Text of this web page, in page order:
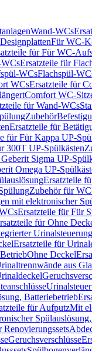
Wand-WCs
Für WC-
für Für WC-
Ersatzteile für
WCsFlachspül-
WCsErsatzteile für
Comfort WC-
für Wand-WCs
Zubehör
Ersatzteile für
für Für Kappa UP-
300T UP-Spülkästen
Sigma UP-
Omega UP-
Ersatzteile
Zubehör für
mit elektronischer
Ersatzteile für Für
für Ohne
Urinalsteuerung
Ersatzteile für
Ohne Deckel
aus
Batteriebetrieb
für AufputzMit
Renovierungssets
Geruchsverschlüsse